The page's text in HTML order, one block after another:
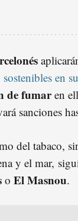
en
de fumaren
sanciones
del tabaco,
y el mar,
o El Masnou.